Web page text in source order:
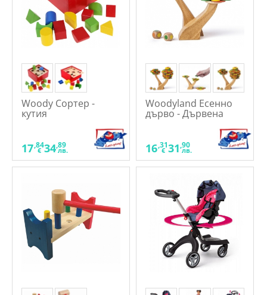
Woody Сортер -
кутия
17,84
€ 34,89
лв.
Woodyland Есенно
дърво - Дървена
игра за баланс
16,31
€ 31,90
лв.